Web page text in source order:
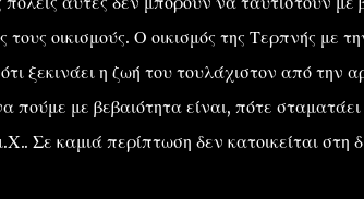
οικισμούς. Ο οικισμός της Τερπνής με
ξεκινάει η ζωή του τουλάχιστον από την
πούμε με βεβαιότητα είναι, πότε
Σε καμιά περίπτωση δεν κατοικείται στη